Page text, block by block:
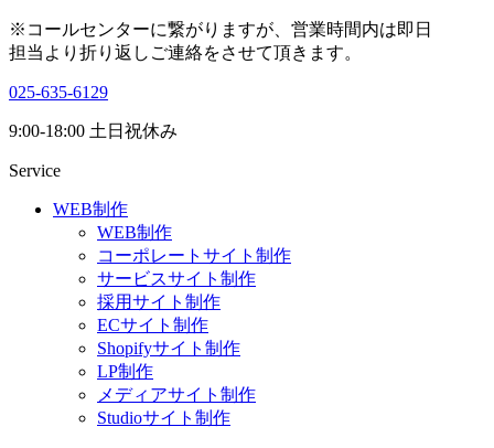
※コールセンターに繋がりますが、営業時間内は即日
担当より折り返しご連絡をさせて頂きます。
025-635-6129
9:00-18:00 土日祝休み
Service
WEB制作
WEB制作
コーポレートサイト制作
サービスサイト制作
採用サイト制作
ECサイト制作
Shopifyサイト制作
LP制作
メディアサイト制作
Studioサイト制作